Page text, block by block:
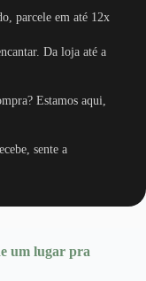
parcele em até 12x
Da loja até a
Estamos aqui,
sente a
um lugar pra